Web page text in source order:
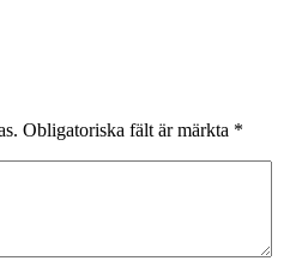
Obligatoriska fält är märkta *